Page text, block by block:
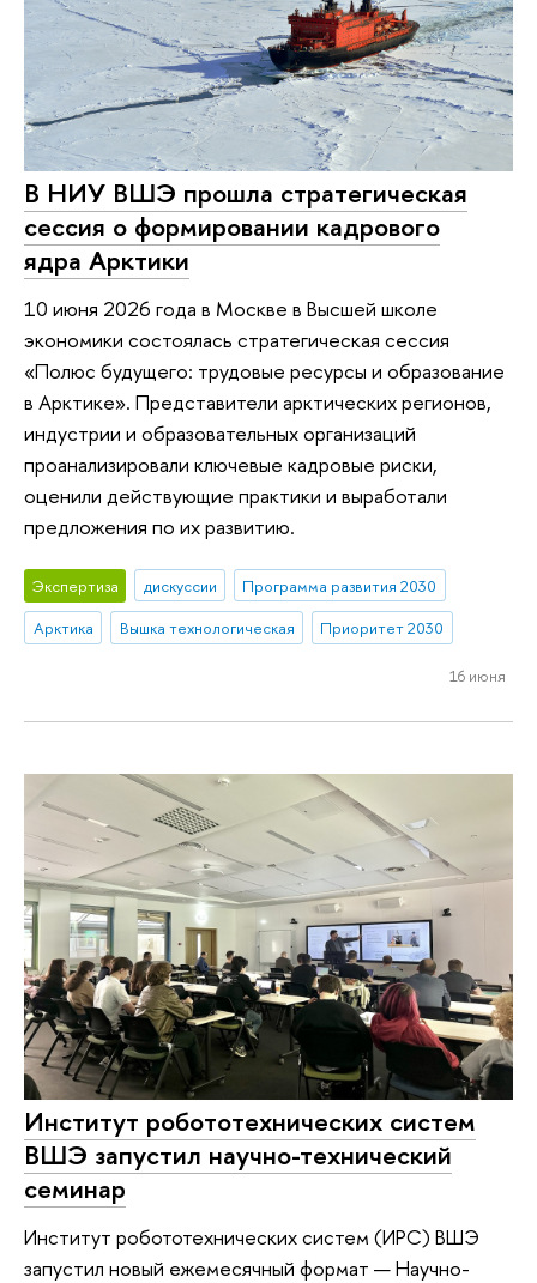
В НИУ ВШЭ прошла стратегическая
сессия о формировании кадрового
ядра Арктики
10 июня 2026 года в Москве в Высшей школе
экономики состоялась стратегическая сессия
«Полюс будущего: трудовые ресурсы и образование
в Арктике». Представители арктических регионов,
индустрии и образовательных организаций
проанализировали ключевые кадровые риски,
оценили действующие практики и выработали
предложения по их развитию.
Экспертиза дискуссии
Программа развития 2030
Арктика
Вышка технологическая Приоритет 2030
16 июня
Институт робототехнических систем
ВШЭ запустил научно-технический
семинар
Институт робототехнических систем (ИРС) ВШЭ
запустил новый ежемесячный формат — Научно-